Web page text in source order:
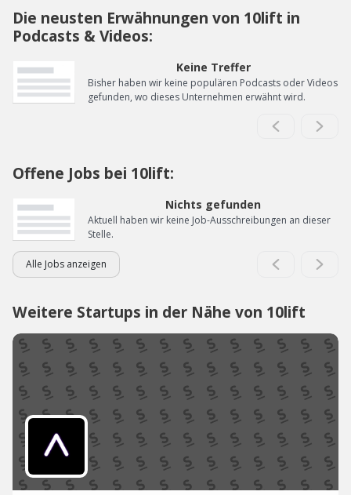
Die neusten Erwähnungen von 10lift in
Podcasts & Videos:
Keine Treffer
Bisher haben wir keine populären Podcasts oder Videos
gefunden, wo dieses Unternehmen erwähnt wird.
Offene Jobs bei 10lift:
Nichts gefunden
Aktuell haben wir keine Job-Ausschreibungen an dieser
Stelle.
Alle Jobs anzeigen
Weitere Startups in der Nähe von 10lift